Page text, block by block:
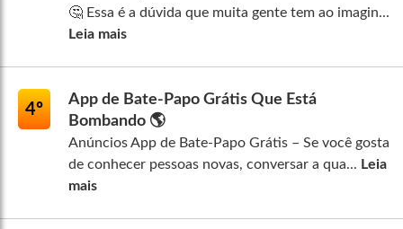
🤔 Essa é a dúvida que muita gente tem ao imagin...
Leia mais
4º
App de Bate-Papo Grátis Que Está
Bombando 🌎
Anúncios App de Bate-Papo Grátis – Se você gosta
de conhecer pessoas novas, conversar a qua... Leia
mais